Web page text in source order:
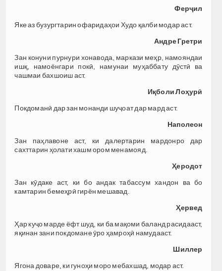
Ферҷил
Яке аз бузургтарин офаридаҳои Худо қалби модар аст.
Андре Гретри
Зан конуни пурнури хонавода, маркази меҳр, намояндаи
ишқ, намоёнгари покӣ, намунаи муҳаббату дӯстӣ ва
чашмаи бахшоиш аст.
Иқболи Лоҳурӣ
Покдоманӣ дар зан монанди шуҷоат дар мард аст.
Наполеон
Зан паҳлавоне аст, ки далертарин мардонро дар
сахттарин ҳолати хашм ором менамояд.
Ҳеродот
Зан кӯдаке аст, ки бо андак табассум хандон ва бо
камтарин бемеҳрӣ гирён мешавад.
Ҳервед
Ҳар куҷо марде ёфт шуд, ки ба мақоми баланд расидааст,
яқинан зани покдомане ӯро ҳамроҳӣ намудааст.
Шиллер
Ягона доваре, ки гуноҳи моро мебахшад, модар аст.